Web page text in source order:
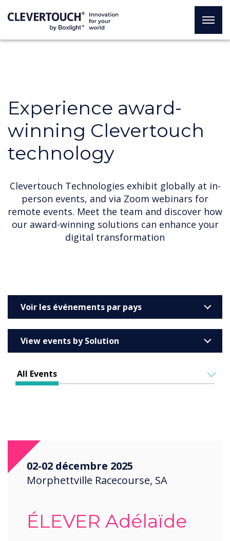
Experience award-
winning Clevertouch
technology
Clevertouch Technologies exhibit globally at in-
person events, and via Zoom webinars for
remote events. Meet the team and discover how
our award-winning solutions can enhance your
digital transformation
Voir les événements par pays
Australia
Barcelona
View events by Solution
Education
Retail
All Events
02-02 décembre 2025
Morphettville Racecourse, SA
ÉLEVER Adélaïde